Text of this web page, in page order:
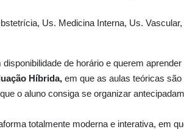
Us. Medicina Interna, Us.
de horário e querem
Híbrida, em que as aulas teóricas são
o aluno consiga se organizar
totalmente moderna e interativa, em